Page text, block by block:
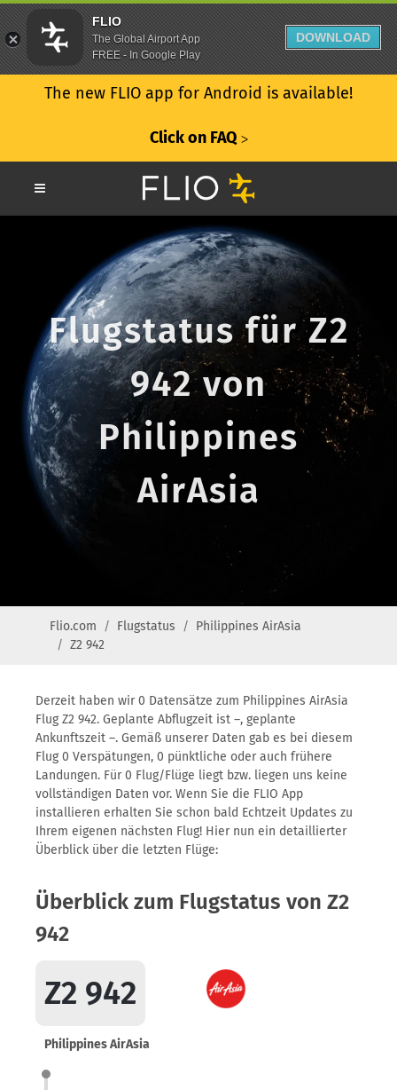
The new FLIO app for Android is available!
Click on FAQ ᐳ
Flugstatus für Z2
942 von
Philippines
AirAsia
Flio.com Flugstatus
Philippines AirAsia
Z2 942
Derzeit haben wir 0 Datensätze zum Philippines AirAsia
Flug Z2 942. Geplante Abflugzeit ist –, geplante
Ankunftszeit –. Gemäß unserer Daten gab es bei diesem
Flug 0 Verspätungen, 0 pünktliche oder auch frühere
Landungen. Für 0 Flug/Flüge liegt bzw. liegen uns keine
vollständigen Daten vor. Wenn Sie die FLIO App
installieren erhalten Sie schon bald Echtzeit Updates zu
Ihrem eigenen nächsten Flug! Hier nun ein detaillierter
Überblick über die letzten Flüge:
Überblick zum Flugstatus von Z2
942
Z2 942
Philippines AirAsia
FLIO
The Global Airport App
FREE - In Google Play
DOWNLOAD